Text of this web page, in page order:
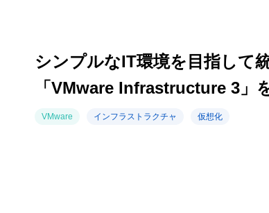
シンプルなIT環境を目指して
「VMware Infrastructure 3」
VMware インフラストラクチャ 仮想化